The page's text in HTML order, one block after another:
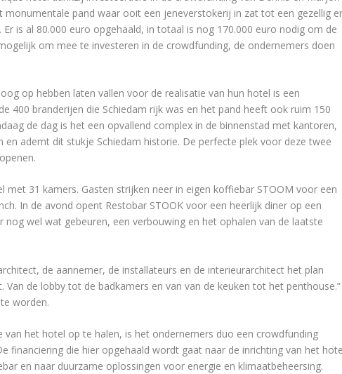
pand waar ooit een jeneverstokerij in zat tot een gezellig
is al 80.000 euro opgehaald, in totaal is nog 170.000 euro nodig om de
om mee te investeren in de crowdfunding, de ondernemers doen
op hebben laten vallen voor de realisatie van hun hotel is een
400 branderijen die Schiedam rijk was en het pand heeft ook ruim 150
de dag is het een opvallend complex in de binnenstad met kantoren,
ademt dit stukje Schiedam historie. De perfecte plek voor deze twee
31 kamers. Gasten strijken neer in eigen koffiebar STOOM voor een
In de avond opent Restobar STOOK voor een heerlijk diner op een
wel wat gebeuren, een verbouwing en het ophalen van de laatste
de aannemer, de installateurs en de interieurarchitect het plan
de lobby tot de badkamers en van van de keuken tot het penthouse.”
worden.
het hotel op te halen, is het ondernemers duo een crowdfunding
financiering die hier opgehaald wordt gaat naar de inrichting van het
en naar duurzame oplossingen voor energie en klimaatbeheersing.